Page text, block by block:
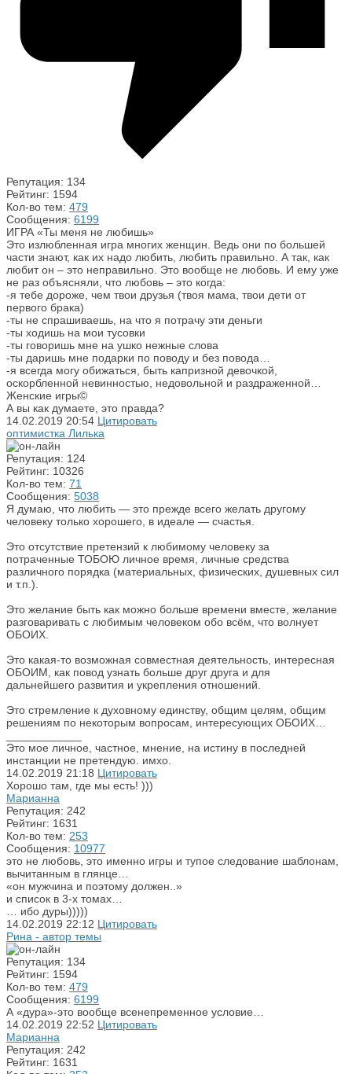
Репутация: 134
Рейтинг: 1594
Кол-во тем: 479
Сообщения: 6199
ИГРА «Ты меня не любишь»
Это излюбленная игра многих женщин. Ведь они по большей
части знают, как их надо любить, любить правильно. А так, как
любит он – это неправильно. Это вообще не любовь. И ему уже
не раз объясняли, что любовь – это когда:
-я тебе дороже, чем твои друзья (твоя мама, твои дети от
первого брака)
-ты не спрашиваешь, на что я потрачу эти деньги
-ты ходишь на мои тусовки
-ты говоришь мне на ушко нежные слова
-ты даришь мне подарки по поводу и без повода…
-я всегда могу обижаться, быть капризной девочкой,
оскорбленной невинностью, недовольной и раздраженной…
Женские игры©
А вы как думаете, это правда?
14.02.2019 20:54 Цитировать
оптимистка Лилька
Репутация: 124
Рейтинг: 10326
Кол-во тем: 71
Сообщения: 5038
Я думаю, что любить — это прежде всего желать другому
человеку только хорошего, в идеале — счастья.
Это отсутствие претензий к любимому человеку за
потраченные ТОБОЮ личное время, личные средства
различного порядка (материальных, физических, душевных сил
и т.п.).
Это желание быть как можно больше времени вместе, желание
разговаривать с любимым человеком обо всём, что волнует
ОБОИХ.
Это какая-то возможная совместная деятельность, интересная
ОБОИМ, как повод узнать больше друг друга и для
дальнейшего развития и укрепления отношений.
Это стремление к духовному единству, общим целям, общим
решениям по некоторым вопросам, интересующих ОБОИХ…
Это мое личное, частное, мнение, на истину в последней
инстанции не претендую. имхо.
14.02.2019 21:18 Цитировать
Хорошо там, где мы есть! )))
Марианна
Репутация: 242
Рейтинг: 1631
Кол-во тем: 253
Сообщения: 10977
это не любовь, это именно игры и тупое следование шаблонам,
вычитанным в глянце…
«он мужчина и поэтому должен..»
и список в 3-х томах…
… ибо дуры)))))
14.02.2019 22:12 Цитировать
Рина - автор темы
Репутация: 134
Рейтинг: 1594
Кол-во тем: 479
Сообщения: 6199
А «дура»-это вообще всенепременное условие…
14.02.2019 22:52 Цитировать
Марианна
Репутация: 242
Рейтинг: 1631